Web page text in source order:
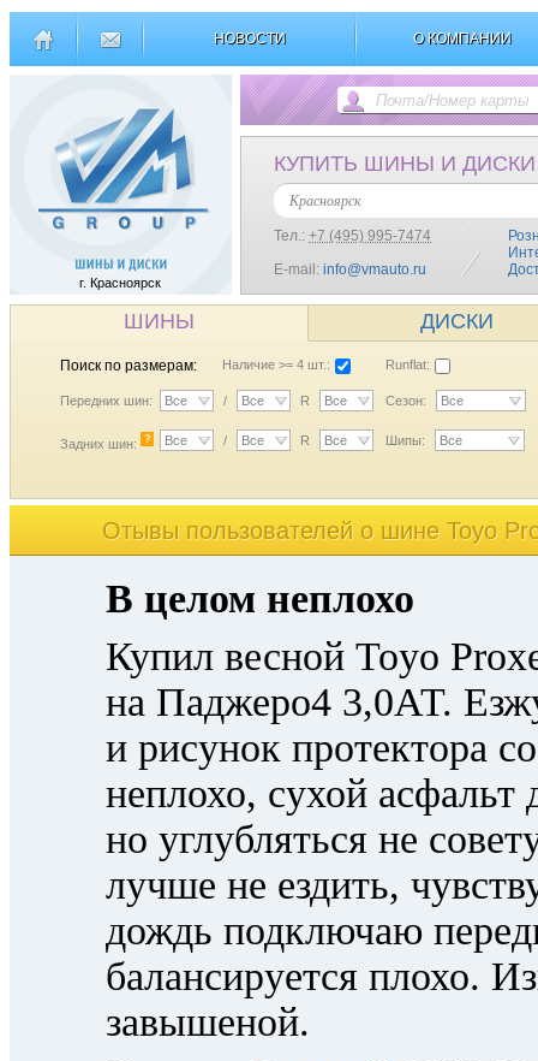
НОВОСТИ О КОМПАНИИ
г. Красноярск
КУПИТЬ ШИНЫ И ДИСКИ
Красноярск
Тел.: +7 (495) 995-7474
E-mail: info@vmauto.ru
ШИНЫ ДИСКИ
Поиск по размерам: Наличие >= 4 шт.: Runflat:
Передних шин: Все / Все R Все Сезон: Все
Задних шин: ? Все / Все R Все Шипы: Все
Отывы пользователей o шине Toyo
В целом неплохо
Купил весной Toyo
на Паджеро4 3,0АТ.
и рисунок протектора
неплохо, сухой асфальт
но углубляться не
лучше не ездить,
дождь подключаю
балансируется плохо.
завышеной.